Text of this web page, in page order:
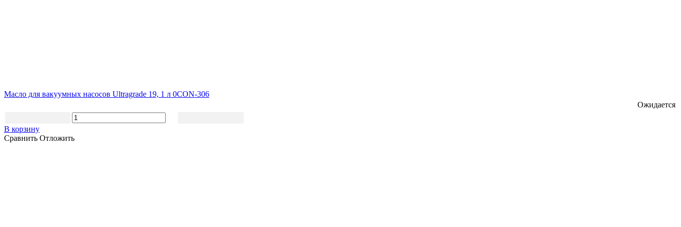
Масло для вакуумных насосов Ultragrade 19, 1 л 0CON-306
Ожидается
В корзину
Сравнить Отложить